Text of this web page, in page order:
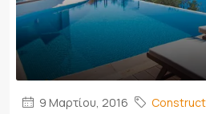
9 Μαρτίου, 2016